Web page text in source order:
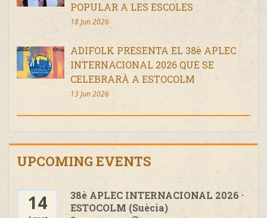
POPULAR A LES ESCOLES
18 Jun 2026
ADIFOLK PRESENTA EL 38è APLEC
INTERNACIONAL 2026 QUE SE
CELEBRARÀ A ESTOCOLM
13 Jun 2026
UPCOMING EVENTS
14
38è APLEC INTERNACIONAL 2026 ·
ESTOCOLM (Suècia)